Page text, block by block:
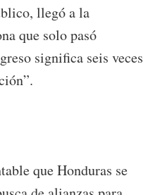
llegó a la
que solo pasó
significa seis veces
que Honduras se